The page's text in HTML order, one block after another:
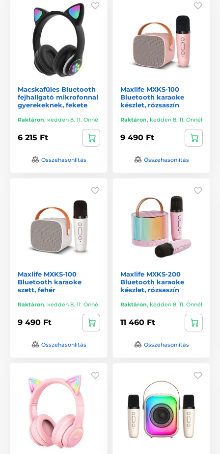
Macskafüles Bluetooth
fejhallgató mikrofonnal
gyerekeknek, fekete
Raktáron, kedden 8. 11. Önnél
6 215 Ft
Összehasonlítás
Maxlife MXKS-100
Bluetooth karaoke
készlet, rózsaszín
Raktáron, kedden 8. 11. Önnél
9 490 Ft
Összehasonlítás
Maxlife MXKS-100
Bluetooth karaoke
szett, fehér
Raktáron, kedden 8. 11. Önnél
9 490 Ft
Összehasonlítás
Maxlife MXKS-200
Bluetooth karaoke
készlet, rózsaszín
Raktáron, kedden 8. 11. Önnél
11 460 Ft
Összehasonlítás